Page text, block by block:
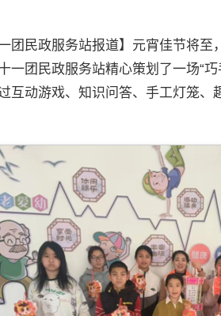
团民政服务站报道】元宵佳节将
一团民政服务站精心策划了一场“
互动游戏、知识问答、手工灯笼